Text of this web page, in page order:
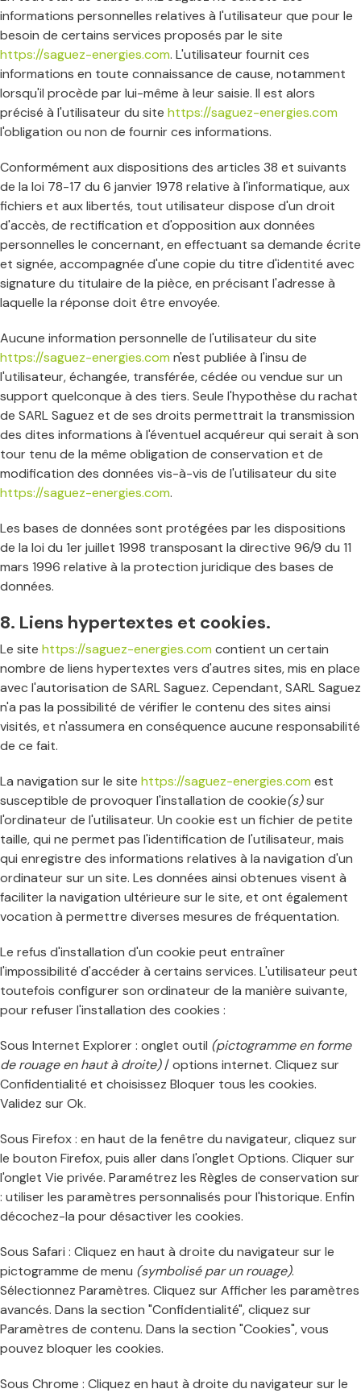
informations personnelles relatives à l'utilisateur que pour le
besoin de certains services proposés par le site
https://saguez-energies.com. L'utilisateur fournit ces
informations en toute connaissance de cause, notamment
lorsqu'il procède par lui-même à leur saisie. Il est alors
précisé à l'utilisateur du site https://saguez-energies.com
l'obligation ou non de fournir ces informations.
Conformément aux dispositions des articles 38 et suivants
de la loi 78-17 du 6 janvier 1978 relative à l'informatique, aux
fichiers et aux libertés, tout utilisateur dispose d'un droit
d'accès, de rectification et d'opposition aux données
personnelles le concernant, en effectuant sa demande écrite
et signée, accompagnée d'une copie du titre d'identité avec
signature du titulaire de la pièce, en précisant l'adresse à
laquelle la réponse doit être envoyée.
Aucune information personnelle de l'utilisateur du site
https://saguez-energies.com n'est publiée à l'insu de
l'utilisateur, échangée, transférée, cédée ou vendue sur un
support quelconque à des tiers. Seule l'hypothèse du rachat
de SARL Saguez et de ses droits permettrait la transmission
des dites informations à l'éventuel acquéreur qui serait à son
tour tenu de la même obligation de conservation et de
modification des données vis-à-vis de l'utilisateur du site
https://saguez-energies.com.
Les bases de données sont protégées par les dispositions
de la loi du 1er juillet 1998 transposant la directive 96/9 du 11
mars 1996 relative à la protection juridique des bases de
données.
8. Liens hypertextes et cookies.
Le site https://saguez-energies.com contient un certain
nombre de liens hypertextes vers d'autres sites, mis en place
avec l'autorisation de SARL Saguez. Cependant, SARL Saguez
n'a pas la possibilité de vérifier le contenu des sites ainsi
visités, et n'assumera en conséquence aucune responsabilité
de ce fait.
La navigation sur le site https://saguez-energies.com est
susceptible de provoquer l'installation de cookie(s)sur
l'ordinateur de l'utilisateur. Un cookie est un fichier de petite
taille, qui ne permet pas l'identification de l'utilisateur, mais
qui enregistre des informations relatives à la navigation d'un
ordinateur sur un site. Les données ainsi obtenues visent à
faciliter la navigation ultérieure sur le site, et ont également
vocation à permettre diverses mesures de fréquentation.
Le refus d'installation d'un cookie peut entraîner
l'impossibilité d'accéder à certains services. L'utilisateur peut
toutefois configurer son ordinateur de la manière suivante,
pour refuser l'installation des cookies :
Sous Internet Explorer : onglet outil (pictogramme en forme
de rouage en haut à droite)/ options internet. Cliquez sur
Confidentialité et choisissez Bloquer tous les cookies.
Validez sur Ok.
Sous Firefox : en haut de la fenêtre du navigateur, cliquez sur
le bouton Firefox, puis aller dans l'onglet Options. Cliquer sur
l'onglet Vie privée. Paramétrez les Règles de conservation sur
: utiliser les paramètres personnalisés pour l'historique. Enfin
décochez-la pour désactiver les cookies.
Sous Safari : Cliquez en haut à droite du navigateur sur le
pictogramme de menu (symbolisé par un rouage).
Sélectionnez Paramètres. Cliquez sur Afficher les paramètres
avancés. Dans la section "Confidentialité", cliquez sur
Paramètres de contenu. Dans la section "Cookies", vous
pouvez bloquer les cookies.
Sous Chrome : Cliquez en haut à droite du navigateur sur le